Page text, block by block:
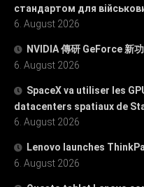
стандартом для
6. August 2026
NVIDIA 傳研 GeForce 新
6. August 2026
SpaceX va utiliser les
datacenters spatiaux de
6. August 2026
Lenovo launches
6. August 2026